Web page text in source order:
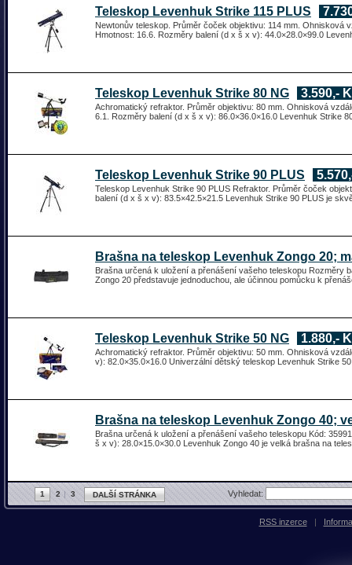
Teleskop Levenhuk Strike 115 PLUS
Newtonův teleskop. Průměr čoček objektivu: 114 mm. Ohnisková
Hmotnost: 16.6. Rozměry balení (d x š x v): 44.0×28.0×99.0
Teleskop Levenhuk Strike 80 NG 3.590,-
Achromatický refraktor. Průměr objektivu: 80 mm. Ohnisková
6.1. Rozměry balení (d x š x v): 86.0×36.0×16.0 Levenhuk Strike
Teleskop Levenhuk Strike 90 PLUS
Teleskop Levenhuk Strike 90 PLUS Refraktor. Průměr čoček
balení (d x š x v): 83.5×42.5×21.5 Levenhuk Strike 90 PLUS je
Brašna na teleskop Levenhuk Zongo 20;
Brašna určená k uložení a přenášení vašeho teleskopu Rozměry
Zongo 20 představuje jednoduchou, ale účinnou pomůcku k
Teleskop Levenhuk Strike 50 NG 1.880,-
Achromatický refraktor. Průměr objektivu: 50 mm. Ohnisková
v): 82.0×35.0×16.0 Univerzální dětský teleskop Levenhuk Strike
Brašna na teleskop Levenhuk Zongo 40;
Brašna určená k uložení a přenášení vašeho teleskopu Kód:
š x v): 28.0×15.0×30.0 Levenhuk Zongo 40 je velká brašna na
1 2 3 DALŠÍ STRÁNKA Vyhledat:
RSS inzerce |